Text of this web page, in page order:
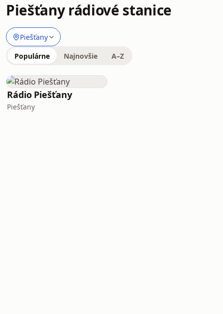
Piešťany rádiové stanice
Piešťany
Populárne Najnovšie A–Z
Rádio Piešťany
Piešťany